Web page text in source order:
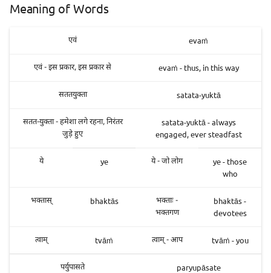
Meaning of Words
एवं evaṁ
एवं - इस प्रकार, इस प्रकार से evaṁ - thus, in this way
सततयुक्ता satata-yuktā
सतत-युक्ता - हमेशा लगे रहना, निरंतर
जुड़े हुए
satata-yuktā - always
engaged, ever steadfast
ये ye ये - जो लोग
ye - those
who
भक्तास् bhaktās
भक्ताः -
भक्तगण
bhaktās -
devotees
त्वाम् tvāṁ त्वाम् - आप tvāṁ - you
पर्युपासते paryupāsate